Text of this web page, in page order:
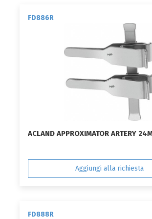
FD886R
ACLAND APPROXIMATOR ARTERY
Aggiungi alla richiesta
FD888R